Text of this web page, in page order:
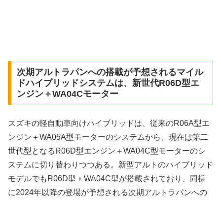
次期アルトラパンへの搭載が予想されるマイル
ドハイブリッドシステムは、新世代R06D型エ
ンジン＋WA04Cモーター
スズキの軽自動車向けハイブリッドは、従来のR06A型エ
ンジン＋WA05A型モーターのシステムから、現在は第二
世代型となるR06D型エンジン＋WA04C型モーターのシ
ステムに切り替わりつつある。新型アルトのハイブリッド
モデルでもR06D型＋WA04C型が搭載されており、同様
に2024年以降の登場が予想される次期アルトラパンへの